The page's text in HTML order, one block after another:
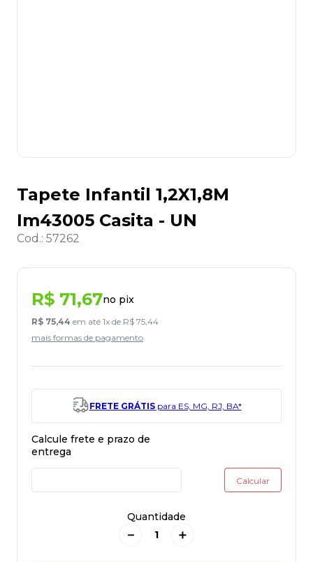
Tapete Infantil 1,2X1,8M
Im43005 Casita - UN
Cod.: 57262
R$ 71,67no pix
R$ 75,44 em até 1x de R$ 75,44
mais formas de pagamento
FRETE GRÁTISpara ES, MG, RJ, BA*
Quantidade
＋
－